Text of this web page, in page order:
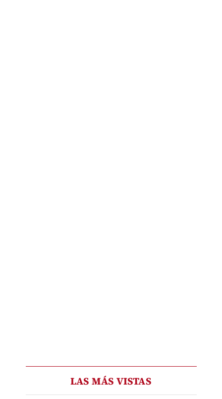
LAS MÁS VISTAS